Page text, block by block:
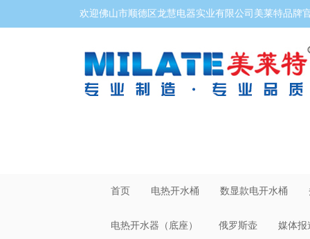
欢迎佛山市顺德区龙慧电器实业有限公司美莱特品牌
首页 电热开水桶 数显款电开水桶
电热开水器（底座） 俄罗斯壶 媒体报